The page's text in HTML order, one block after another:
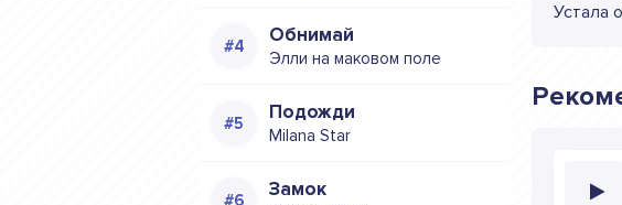
Обнимай
Элли на маковом поле
Подожди
Milana Star
Замок
Устала